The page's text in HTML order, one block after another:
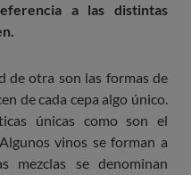
a las distintas
de otra son las formas de
de cada cepa algo único.
únicas como son el
vinos se forman a
mezclas se denominan